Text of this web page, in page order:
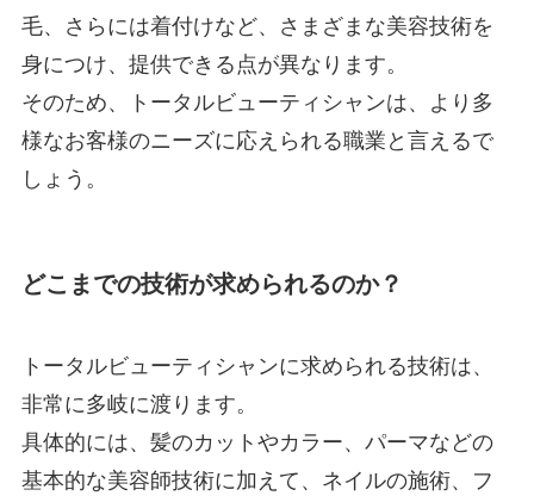
毛、さらには着付けなど、さまざまな美容技術を
身につけ、提供できる点が異なります。
そのため、トータルビューティシャンは、より多
様なお客様のニーズに応えられる職業と言えるで
しょう。
どこまでの技術が求められるのか？
トータルビューティシャンに求められる技術は、
非常に多岐に渡ります。
具体的には、髪のカットやカラー、パーマなどの
基本的な美容師技術に加えて、ネイルの施術、フ